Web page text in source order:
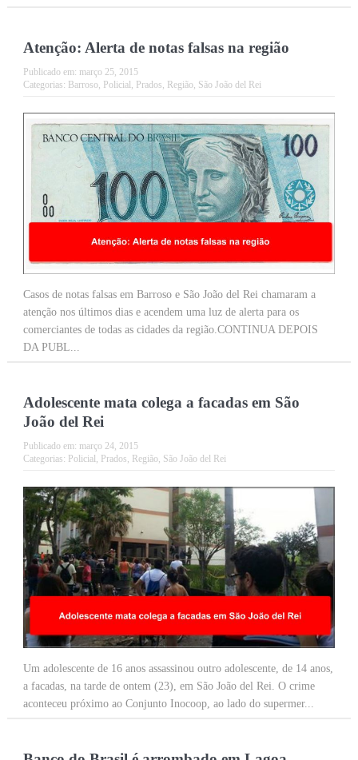
Atenção: Alerta de notas falsas na região
Publicado em: março 25, 2015
Categorias: Barroso, Policial , Prados, Região, São João del Rei
Casos de notas falsas em Barroso e São João del Rei chamaram a
atenção nos últimos dias e acendem uma luz de alerta para os
comerciantes de todas as cidades da região.CONTINUA DEPOIS
DA PUBL...
Adolescente mata colega a facadas em São
João del Rei
Publicado em: março 24, 2015
Categorias: Policial, Prados, Região, São João del Rei
Um adolescente de 16 anos assassinou outro adolescente, de 14 anos,
a facadas, na tarde de ontem (23), em São João del Rei. O crime
aconteceu próximo ao Conjunto Inocoop, ao lado do supermer...